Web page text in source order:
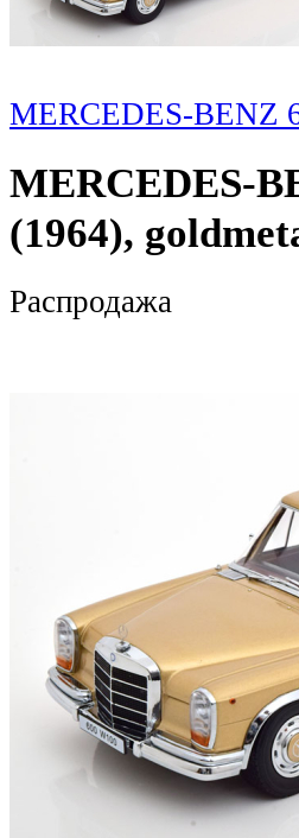
MERCEDES-BENZ
MERCEDES-
(1964),
Распродажа